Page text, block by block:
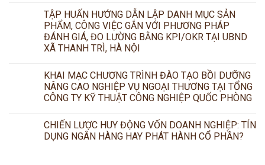
TẬP HUẤN HƯỚNG DẪN LẬP DANH MỤC SẢN
PHẨM, CÔNG VIỆC GẮN VỚI PHƯƠNG PHÁP
ĐÁNH GIÁ, ĐO LƯỜNG BẰNG KPI/OKR TẠI UBND
XÃ THANH TRÌ, HÀ NỘI
KHAI MẠC CHƯƠNG TRÌNH ĐÀO TẠO BỒI DƯỠNG
NÂNG CAO NGHIỆP VỤ NGOẠI THƯƠNG TẠI TỔNG
CÔNG TY KỸ THUẬT CÔNG NGHIỆP QUỐC PHÒNG
CHIẾN LƯỢC HUY ĐỘNG VỐN DOANH NGHIỆP: TÍN
DỤNG NGÂN HÀNG HAY PHÁT HÀNH CỔ PHẦN?